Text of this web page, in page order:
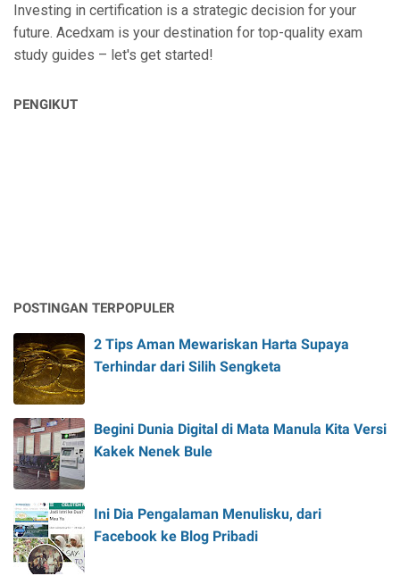
Investing in certification is a strategic decision for your
future. Acedxam is your destination for top-quality exam
study guides – let's get started!
PENGIKUT
POSTINGAN TERPOPULER
2 Tips Aman Mewariskan Harta Supaya
Terhindar dari Silih Sengketa
Begini Dunia Digital di Mata Manula Kita Versi
Kakek Nenek Bule
Ini Dia Pengalaman Menulisku, dari
Facebook ke Blog Pribadi